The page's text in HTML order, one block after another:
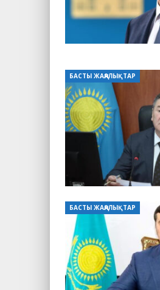
БАСТЫ ЖАҢАЛЫҚТАР
БАСТЫ ЖАҢАЛЫҚТАР